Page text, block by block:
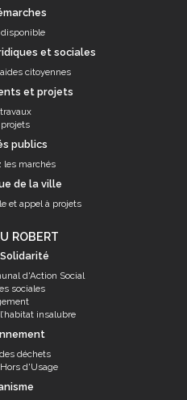
et sociales
citoyennes
et projets
publics
les marchés
de la ville
et appel à projets
ROBERT
d'Action Social
sociales
insalubre
déchets
d'Usage